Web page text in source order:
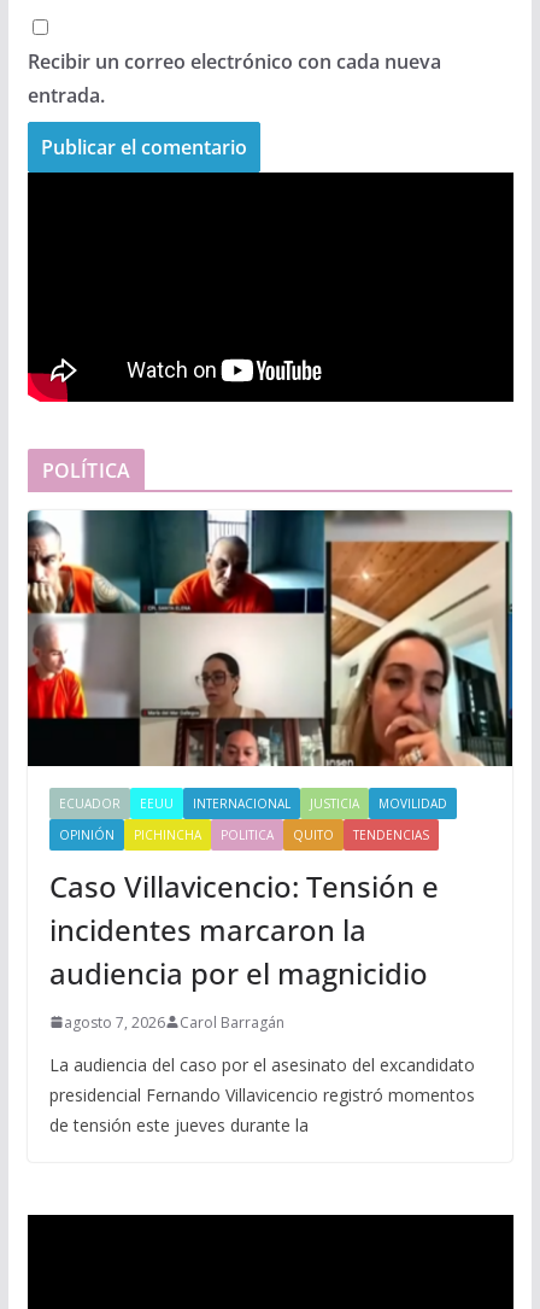
Recibir un correo electrónico con cada nueva
entrada.
POLÍTICA
ECUADOR EEUU INTERNACIONAL JUSTICIA
MOVILIDAD
OPINIÓN
PICHINCHA POLITICA QUITO TENDENCIAS
Caso Villavicencio: Tensión e
incidentes marcaron la
audiencia por el magnicidio
agosto 7, 2026 Carol Barragán
La audiencia del caso por el asesinato del excandidato
presidencial Fernando Villavicencio registró momentos
de tensión este jueves durante la